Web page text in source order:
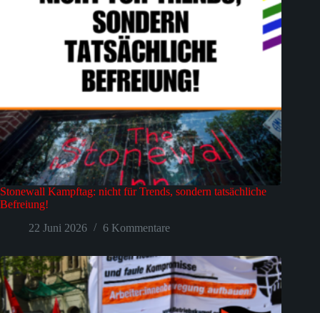
Stonewall Kampftag: nicht für Trends, sondern tatsächliche
Befreiung!
22 Juni 2026
6 Kommentare